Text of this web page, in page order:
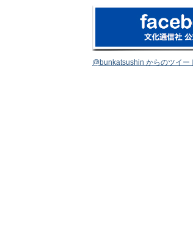
@bunkatsushin からのツイー